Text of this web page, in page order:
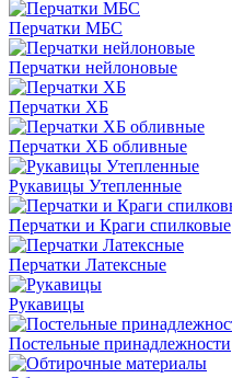
Перчатки МБС
Перчатки нейлоновые
Перчатки ХБ
Перчатки ХБ обливные
Рукавицы Утепленные
Перчатки и Краги спилковые
Перчатки Латексные
Рукавицы
Постельные принадлежности